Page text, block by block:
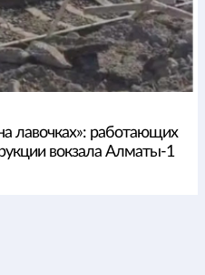
лавочках»: работающих
вокзала Алматы-1